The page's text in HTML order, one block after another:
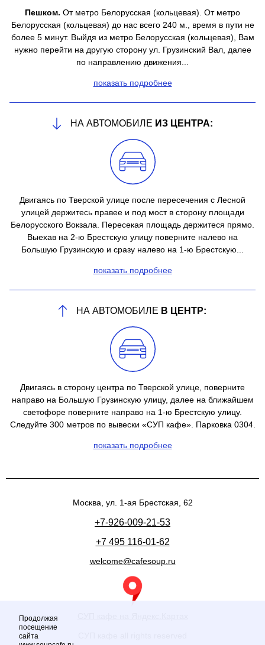
Пешком. От метро Белорусская (кольцевая). От метро
Белорусская (кольцевая) до нас всего 240 м., время в пути не
более 5 минут. Выйдя из метро Белорусская (кольцевая), Вам
нужно перейти на другую сторону ул. Грузинский Вал, далее
по направлению движения...
показать подробнее
НА АВТОМОБИЛЕ ИЗ ЦЕНТРА:
Двигаясь по Тверской улице после пересечения с Лесной
улицей держитесь правее и под мост в сторону площади
Белорусского Вокзала. Пересекая площадь держитеся прямо.
Выехав на 2-ю Брестскую улицу поверните налево на
Большую Грузинскую и сразу налево на 1-ю Брестскую...
показать подробнее
НА АВТОМОБИЛЕ В ЦЕНТР:
Двигаясь в сторону центра по Тверской улице, поверните
направо на Большую Грузинскую улицу, далее на ближайшем
светофоре поверните направо на 1-ю Брестскую улицу.
Следуйте 300 метров по вывески «СУП кафе». Парковка 0304.
показать подробнее
+7-926-009-21-53
+7 495 116-01-62
welcome@cafesoup.ru
Москва, ул. 1-ая Брестская, 62
Продолжая
посещение
сайта